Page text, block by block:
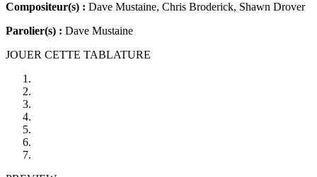
Compositeur(s) : Dave Mustaine, Chris Broderick, Shawn Drover
Parolier(s) : Dave Mustaine
JOUER CETTE TABLATURE